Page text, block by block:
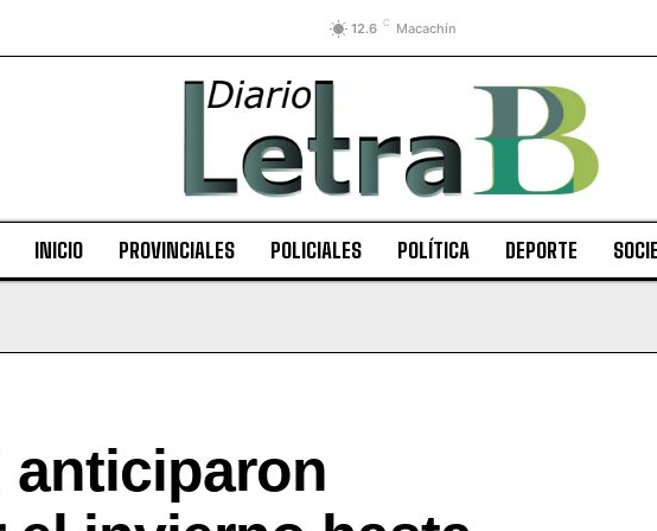
12.6 C Macachín
INICIO PROVINCIALES POLICIALES POLÍTICA DEPORTE
anticiparon